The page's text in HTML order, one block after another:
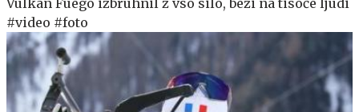
#video #foto